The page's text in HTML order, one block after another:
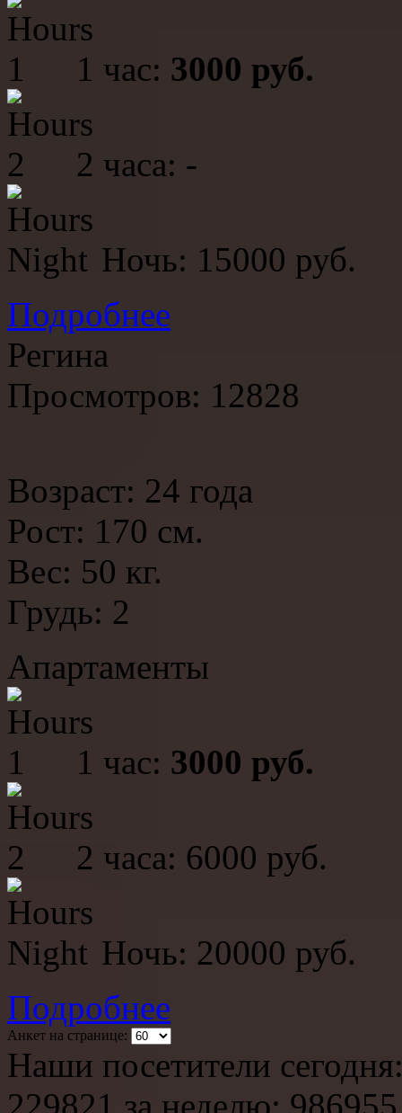
1 час: 3000 руб.
2 часа: -
Ночь: 15000 руб.
Подробнее
Регина
Просмотров: 12828
Возраст: 24 года
Рост: 170 см.
Вес: 50 кг.
Грудь: 2
Апартаменты
1 час: 3000 руб.
2 часа: 6000 руб.
Ночь: 20000 руб.
Подробнее
Анкет на странице:
Наши посетители
229821 за неделю: 986955